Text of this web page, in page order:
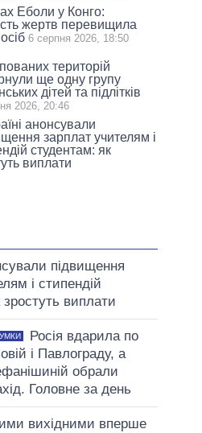
Еболи у Конго:
жертв перевищила
6 серпня 2026, 18:50
територій
ще одну групу
дітей та підлітків
2026, 20:46
анонсували
зарплат учителям і
студентам: як
виплати
підвищення
і стипендій
виплати
Росія вдарила по
і Павлограду, а
обрали
Головне за день
вихідними вперше